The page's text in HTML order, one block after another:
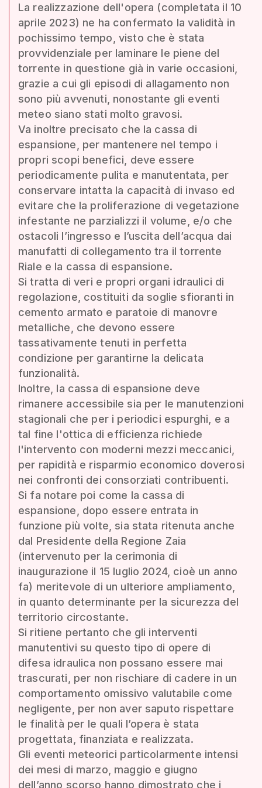
La realizzazione dell'opera (completata il 10
aprile 2023) ne ha confermato la validità in
pochissimo tempo, visto che è stata
provvidenziale per laminare le piene del
torrente in questione già in varie occasioni,
grazie a cui gli episodi di allagamento non
sono più avvenuti, nonostante gli eventi
meteo siano stati molto gravosi.
Va inoltre precisato che la cassa di
espansione, per mantenere nel tempo i
propri scopi benefici, deve essere
periodicamente pulita e manutentata, per
conservare intatta la capacità di invaso ed
evitare che la proliferazione di vegetazione
infestante ne parzializzi il volume, e/o che
ostacoli l’ingresso e l’uscita dell’acqua dai
manufatti di collegamento tra il torrente
Riale e la cassa di espansione.
Si tratta di veri e propri organi idraulici di
regolazione, costituiti da soglie sfioranti in
cemento armato e paratoie di manovre
metalliche, che devono essere
tassativamente tenuti in perfetta
condizione per garantirne la delicata
funzionalità.
Inoltre, la cassa di espansione deve
rimanere accessibile sia per le manutenzioni
stagionali che per i periodici espurghi, e a
tal fine l'ottica di efficienza richiede
l'intervento con moderni mezzi meccanici,
per rapidità e risparmio economico doverosi
nei confronti dei consorziati contribuenti.
Si fa notare poi come la cassa di
espansione, dopo essere entrata in
funzione più volte, sia stata ritenuta anche
dal Presidente della Regione Zaia
(intervenuto per la cerimonia di
inaugurazione il 15 luglio 2024, cioè un anno
fa) meritevole di un ulteriore ampliamento,
in quanto determinante per la sicurezza del
territorio circostante.
Si ritiene pertanto che gli interventi
manutentivi su questo tipo di opere di
difesa idraulica non possano essere mai
trascurati, per non rischiare di cadere in un
comportamento omissivo valutabile come
negligente, per non aver saputo rispettare
le finalità per le quali l’opera è stata
progettata, finanziata e realizzata.
Gli eventi meteorici particolarmente intensi
dei mesi di marzo, maggio e giugno
dell’anno scorso hanno dimostrato che i